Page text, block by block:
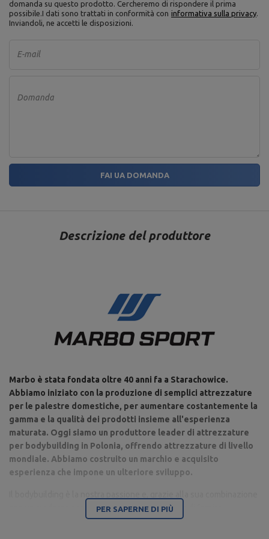
domanda su questo prodotto. Cercheremo di rispondere il prima
possibile.I dati sono trattati in conformità con informativa sulla privacy.
Inviandoli, ne accetti le disposizioni.
E-mail
Domanda
FAI UA DOMANDA
Descrizione del produttore
Marbo è stata fondata oltre 40 anni fa a Starachowice.
Abbiamo iniziato con la produzione di semplici attrezzature
per le palestre domestiche, per aumentare costantemente la
gamma e la qualità dei prodotti insieme all'esperienza
maturata. Oggi siamo un produttore leader di attrezzature
per bodybuilding in Polonia, offrendo attrezzature di livello
mondiale. Abbiamo costruito un marchio e acquisito
esperienza che impone un ulteriore sviluppo.
con un moderno parco macchine, siamo in grado di fornire
attrezzature di altissima qualità, realizzate con attenzione ai
PER SAPERNE DI PIÙ